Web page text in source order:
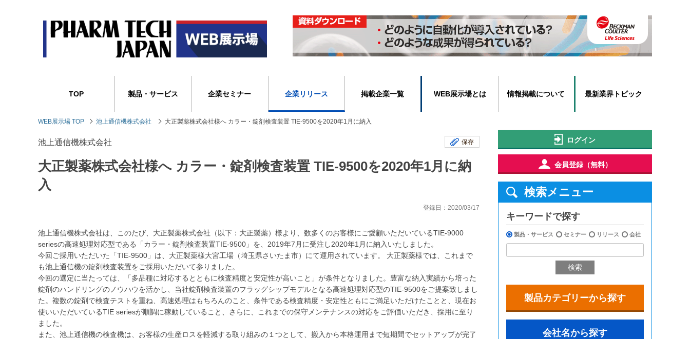
TOP 製品・サービス 企業セミナー 企業リリース 掲載企業一覧 WEB展示場とは 情報掲載について 最新業界トピック
WEB展示場 TOP 池上通信機株式会社 大正製薬株式会社様へ カラー・錠剤検査装置 TIE-9500を2020年1月に納入
池上通信機株式会社 保存
大正製薬株式会社様へ カラー・錠剤検査装置 TIE-9500を2020年1月に納
入
登録日：2020/03/17
池上通信機株式会社は、このたび、大正製薬株式会社（以下：大正製薬）様より、数多くのお客様にご愛顧いただいているTIE-9000
seriesの高速処理対応型である「カラー・錠剤検査装置TIE-9500」を、2019年7月に受注し2020年1月に納入いたしました。
今回ご採用いただいた「TIE-9500」は、大正製薬様大宮工場（埼玉県さいたま市）にて運用されています。 大正製薬様では、これまで
も池上通信機の錠剤検査装置をご採用いただいて参りました。
今回の選定に当たっては、「多品種に対応するとともに検査精度と安定性が高いこと」が条件となりました。豊富な納入実績から培った
錠剤のハンドリングのノウハウを活かし、当社錠剤検査装置のフラッグシップモデルとなる高速処理対応型のTIE-9500をご提案致しまし
た。複数の錠剤で検査テストを重ね、高速処理はもちろんのこと、条件である検査精度・安定性ともにご満足いただけたことと、現在お
使いいただいているTIE seriesが順調に稼動していること、さらに、これまでの保守メンテナンスの対応をご評価いただき、採用に至り
ました。
また、池上通信機の検査機は、お客様の生産ロスを軽減する取り組みの１つとして、搬入から本格運用まで短期間でセットアップが完了
ログイン
会員登録（無料）
検索メニュー
キーワードで探す
製品・サービス セミナー リリース 会社
検索
製品カテゴリーから探す
会社名から探す